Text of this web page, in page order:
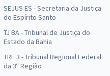
SEJUS ES - Secretaria da Justiça
do Espírito Santo
TJ BA - Tribunal de Justiça do
Estado da Bahia
TRF 3 - Tribunal Regional Federal
da 3ª Região